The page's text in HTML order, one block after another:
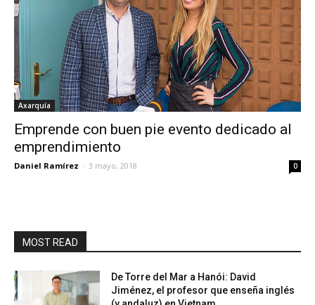
Axarquía
Emprende con buen pie evento dedicado al
emprendimiento
Daniel Ramírez - 3 mayo, 2018 0
MOST READ
De Torre del Mar a Hanói: David
Jiménez, el profesor que enseña inglés